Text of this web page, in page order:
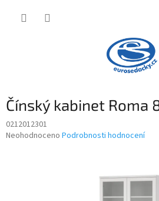
Čínský kabinet Roma
0212012301
Průměrné
Neohodnoceno Podrobnosti hodnocení